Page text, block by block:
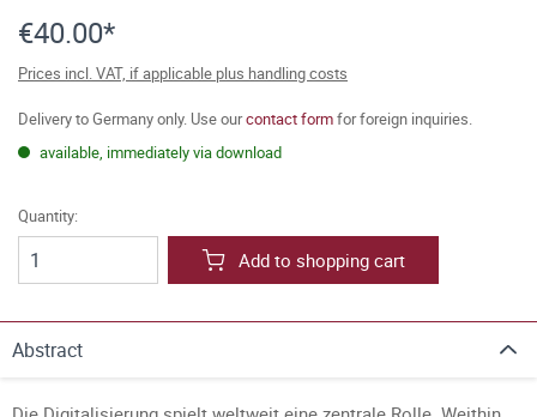
€40.00*
Prices incl. VAT, if applicable plus handling costs
Delivery to Germany only. Use ourcontact formfor foreign inquiries.
available, immediately via download
Quantity:
Add to shopping cart
Abstract